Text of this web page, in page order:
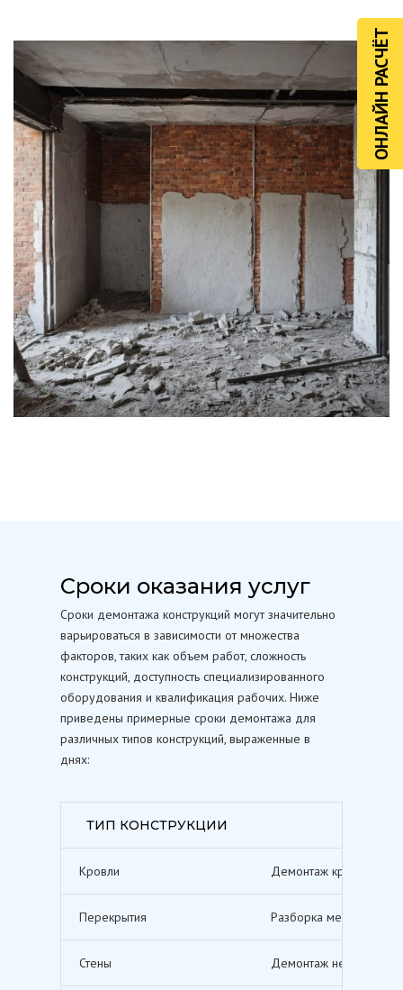
ОНЛАЙН РАСЧЁТ
Сроки оказания услуг
Сроки демонтажа конструкций могут значительно
варьироваться в зависимости от множества
факторов, таких как объем работ, сложность
конструкций, доступность специализированного
оборудования и квалификация рабочих. Ниже
приведены примерные сроки демонтажа для
различных типов конструкций, выраженные в
днях:
ТИП КОНСТРУКЦИИ
Кровли Демонтаж кровельных
Перекрытия Разборка межэтажных
Стены Демонтаж несущих и